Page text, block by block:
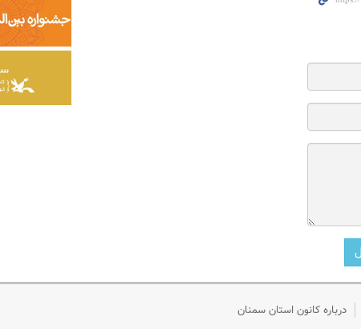
درباره کانون استان سمنان